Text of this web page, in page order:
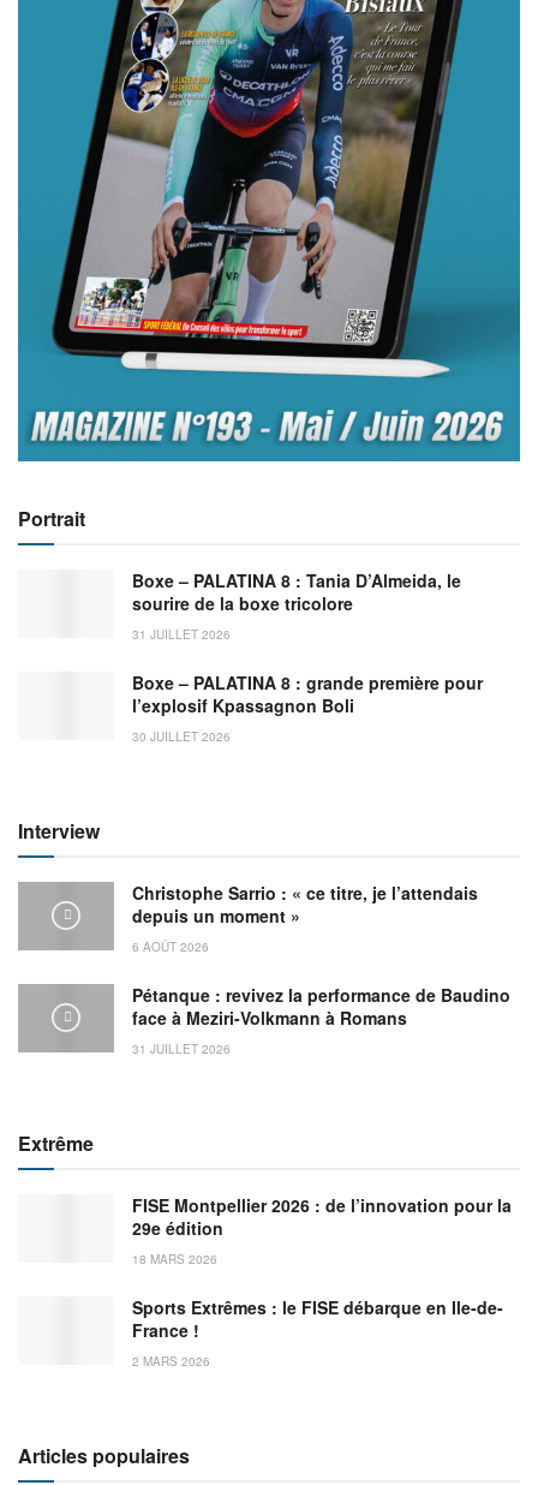
Portrait
Boxe – PALATINA 8 : Tania D’Almeida, le
sourire de la boxe tricolore
31 JUILLET 2026
Boxe – PALATINA 8 : grande première pour
l’explosif Kpassagnon Boli
30 JUILLET 2026
Interview
Christophe Sarrio : « ce titre, je l’attendais
depuis un moment »
6 AOÛT 2026
Pétanque : revivez la performance de Baudino
face à Meziri-Volkmann à Romans
31 JUILLET 2026
Extrême
FISE Montpellier 2026 : de l’innovation pour la
29e édition
18 MARS 2026
Sports Extrêmes : le FISE débarque en Ile-de-
France !
2 MARS 2026
Articles populaires